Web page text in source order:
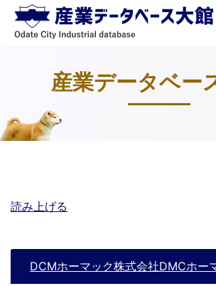
産業データベー
読み上げる
DCMホーマック株式会社DMCホー